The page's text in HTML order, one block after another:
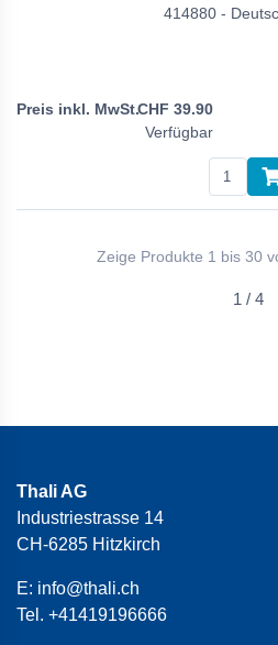
414880 -
CHF 39.90
Verfügbar
Zeige Produkte 1 bis 30
1 / 4
Thali AG
Industriestrasse 14
CH-6285 Hitzkirch
E: info@thali.ch
Tel. +41419196666